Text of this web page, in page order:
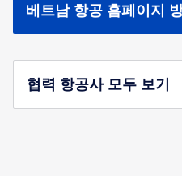
베트남 항공 홈페이지
협력 항공사 모두 보기